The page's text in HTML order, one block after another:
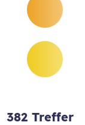
382 Treffer